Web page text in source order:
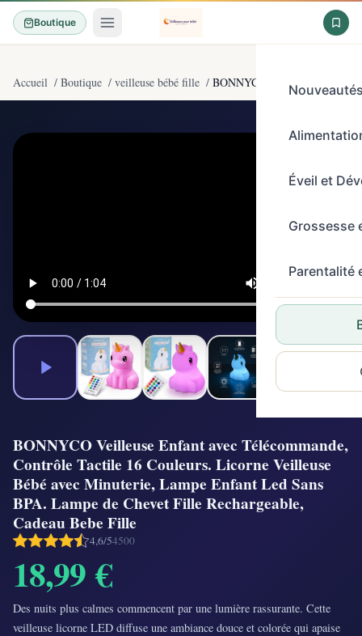
Boutique
Éveil et
Grossesse
Parentalité
Accueil / Boutique / veilleuse bébé fille / BONNYCO Veilleuse Enfant
BONNYCO Veilleuse Enfant avec Télécommande,
Contrôle Tactile 16 Couleurs. Licorne Veilleuse
Bébé avec Minuterie, Lampe Enfant Led Sans
BPA. Lampe de Chevet Fille Rechargeable,
Cadeau Bebe Fille
4,6/54500
18,99 €
Des nuits plus calmes commencent par une lumière rassurante. Cette
veilleuse licorne LED diffuse une ambiance douce et colorée qui apaise